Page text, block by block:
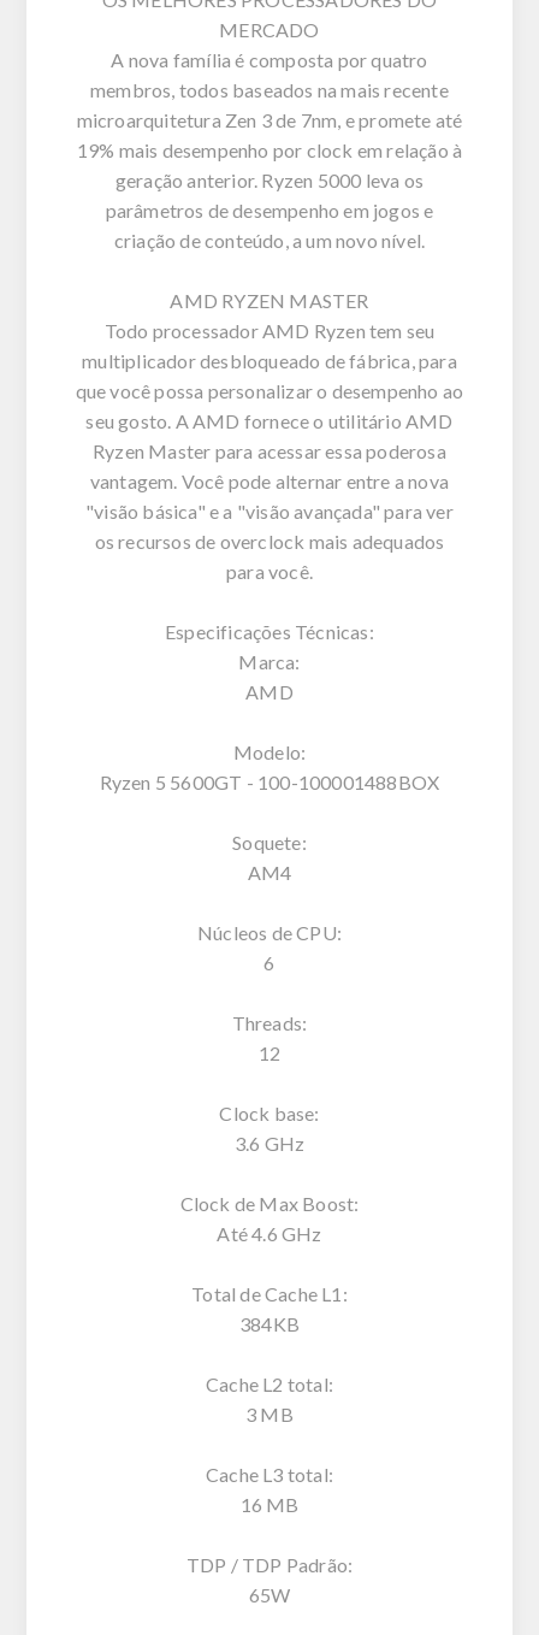
MERCADO
A nova família é composta por quatro
membros, todos baseados na mais recente
microarquitetura Zen 3 de 7nm, e promete até
19% mais desempenho por clock em relação à
geração anterior. Ryzen 5000 leva os
parâmetros de desempenho em jogos e
criação de conteúdo, a um novo nível.
AMD RYZEN MASTER
Todo processador AMD Ryzen tem seu
multiplicador desbloqueado de fábrica, para
que você possa personalizar o desempenho ao
seu gosto. A AMD fornece o utilitário AMD
Ryzen Master para acessar essa poderosa
vantagem. Você pode alternar entre a nova
"visão básica" e a "visão avançada" para ver
os recursos de overclock mais adequados
para você.
Especificações Técnicas:
Marca:
AMD
Modelo:
Ryzen 5 5600GT - 100-100001488BOX
Soquete:
AM4
Núcleos de CPU:
6
Threads:
12
Clock base:
3.6 GHz
Clock de Max Boost:
Até 4.6 GHz
Total de Cache L1:
384KB
Cache L2 total:
3 MB
Cache L3 total:
16 MB
TDP / TDP Padrão:
65W